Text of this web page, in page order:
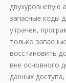
двухуровневую
запасные коды
утрачен,
только
восстановить
вне основного
данных